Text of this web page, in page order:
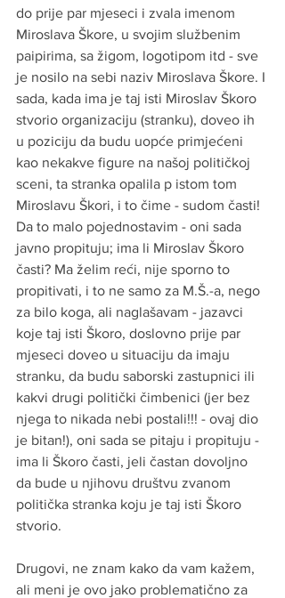
do prije par mjeseci i zvala imenom
Miroslava Škore, u svojim službenim
paipirima, sa žigom, logotipom itd - sve
je nosilo na sebi naziv Miroslava Škore. I
sada, kada ima je taj isti Miroslav Škoro
stvorio organizaciju (stranku), doveo ih
u poziciju da budu uopće primjećeni
kao nekakve figure na našoj političkoj
sceni, ta stranka opalila p istom tom
Miroslavu Škori, i to čime - sudom časti!
Da to malo pojednostavim - oni sada
javno propituju; ima li Miroslav Škoro
časti? Ma želim reći, nije sporno to
propitivati, i to ne samo za M.Š.-a, nego
za bilo koga, ali naglašavam - jazavci
koje taj isti Škoro, doslovno prije par
mjeseci doveo u situaciju da imaju
stranku, da budu saborski zastupnici ili
kakvi drugi politički čimbenici (jer bez
njega to nikada nebi postali!!! - ovaj dio
je bitan!), oni sada se pitaju i propituju -
ima li Škoro časti, jeli častan dovoljno
da bude u njihovu društvu zvanom
politička stranka koju je taj isti Škoro
stvorio.
Drugovi, ne znam kako da vam kažem,
ali meni je ovo jako problematično za